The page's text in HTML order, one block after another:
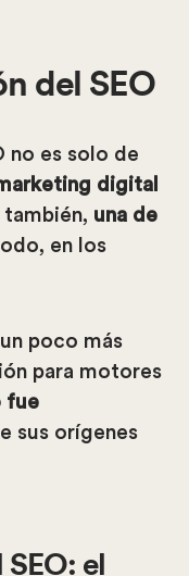
del SEO
no es solo de
digital
una de
en los
poco más
para motores
fue
sus orígenes
el